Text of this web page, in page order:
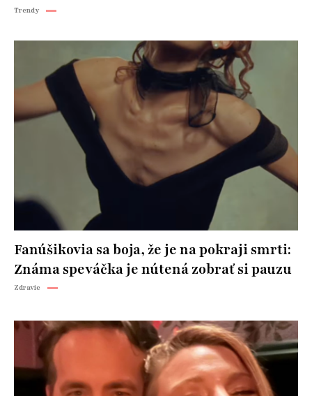
Trendy
Fanúšikovia sa boja, že je na pokraji smrti:
Známa speváčka je nútená zobrať si pauzu
Zdravie